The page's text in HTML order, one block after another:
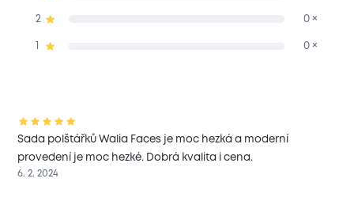
2 0 ×
0 ×
Sada polštářků Walia Faces je moc hezká a moderní
provedení je moc hezké. Dobrá kvalita i cena.
6. 2. 2024